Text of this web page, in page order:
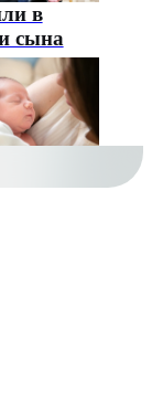
в
сына